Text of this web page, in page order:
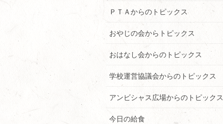
ＰＴＡからのトピックス
おやじの会からトピックス
おはなし会からのトピックス
学校運営協議会からのトピックス
アンビシャス広場からのトピックス
今日の給食